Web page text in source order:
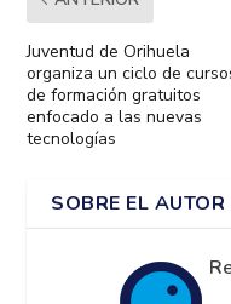
Juventud de Orihuela
organiza un ciclo de
de formación gratuitos
enfocado a las nuevas
tecnologías
SOBRE EL AUTOR